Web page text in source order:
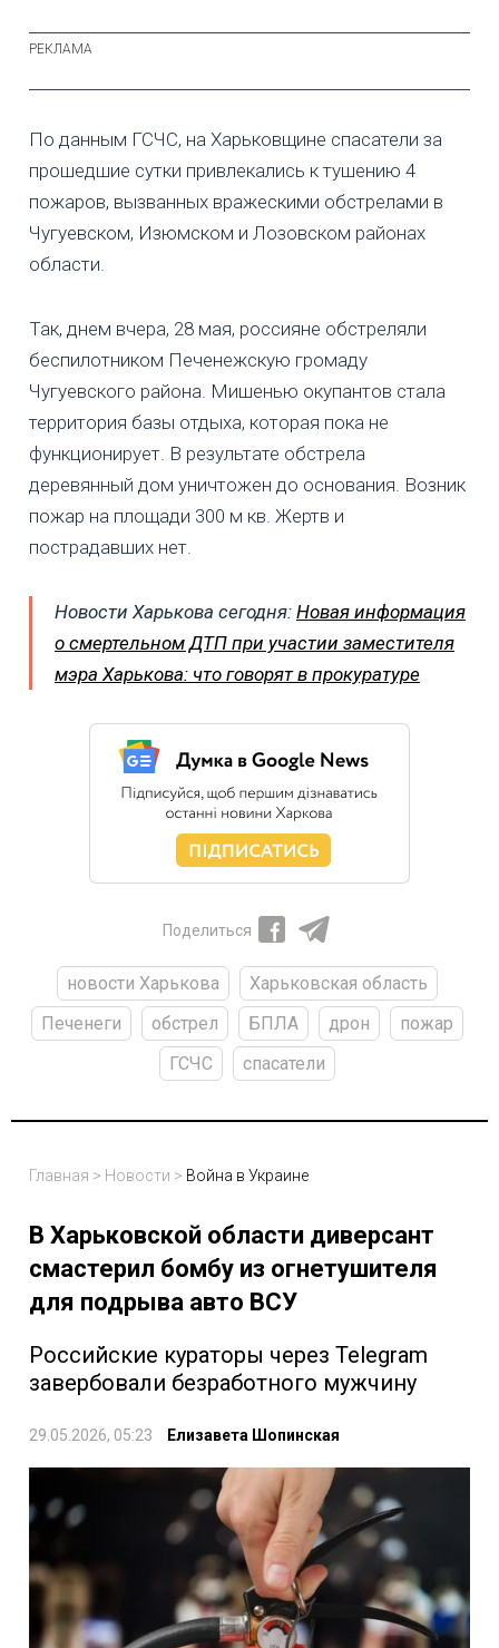
По данным ГСЧС, на Харьковщине спасатели за
прошедшие сутки привлекались к тушению 4
пожаров, вызванных вражескими обстрелами в
Чугуевском, Изюмском и Лозовском районах
области.
Так, днем вчера, 28 мая, россияне обстреляли
беспилотником Печенежскую громаду
Чугуевского района. Мишенью окупантов стала
территория базы отдыха, которая пока не
функционирует. В результате обстрела
деревянный дом уничтожен до основания. Возник
пожар на площади 300 м кв. Жертв и
пострадавших нет.
Новости Харькова сегодня: Новая информация
о смертельном ДТП при участии заместителя
мэра Харькова: что говорят в прокуратуре
Поделиться
новости Харькова
Харьковская область
Печенеги
обстрел БПЛА дрон
пожар
ГСЧС
спасатели
Главная > Новости > Война в Украине
В Харьковской области диверсант
смастерил бомбу из огнетушителя
для подрыва авто ВСУ
Российские кураторы через Telegram
завербовали безработного мужчину
29.05.2026, 05:23 Елизавета Шопинская